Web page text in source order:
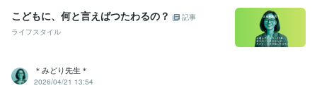
こどもに、何と言えばつたわるの？
記事
ライフスタイル
＊みどり先生＊
2026/04/21 13:54